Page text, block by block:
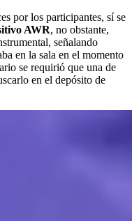
por los participantes, sí se
AWR, no obstante,
señalando
en la sala en el momento
se requirió que una de
en el depósito de